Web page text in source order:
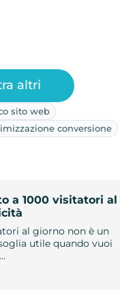
sito web
conversione
a 1000 visitatori al
al giorno non è un
utile quando vuoi
altri